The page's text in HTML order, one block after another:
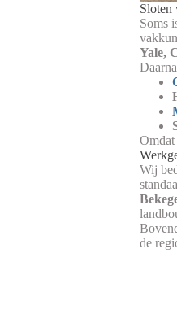
Sloten
Soms
Yale,
Wij
de